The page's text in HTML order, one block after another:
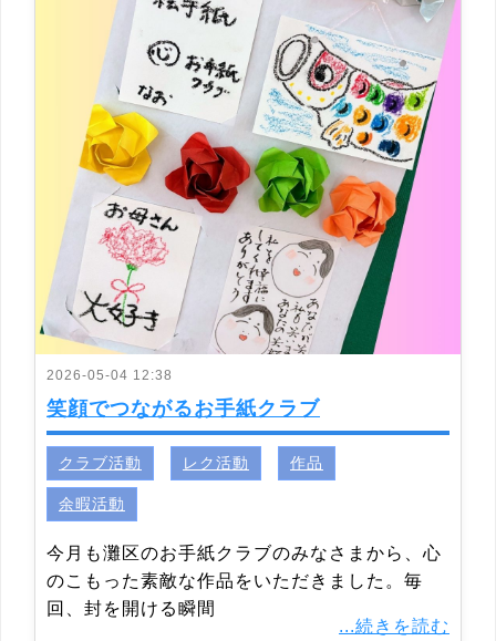
2026-05-04 12:38
笑顔でつながるお手紙クラブ
クラブ活動 レク活動 作品
余暇活動
今月も灘区のお手紙クラブのみなさまから、心
のこもった素敵な作品をいただきました。毎
回、封を開ける瞬間
...続きを読む